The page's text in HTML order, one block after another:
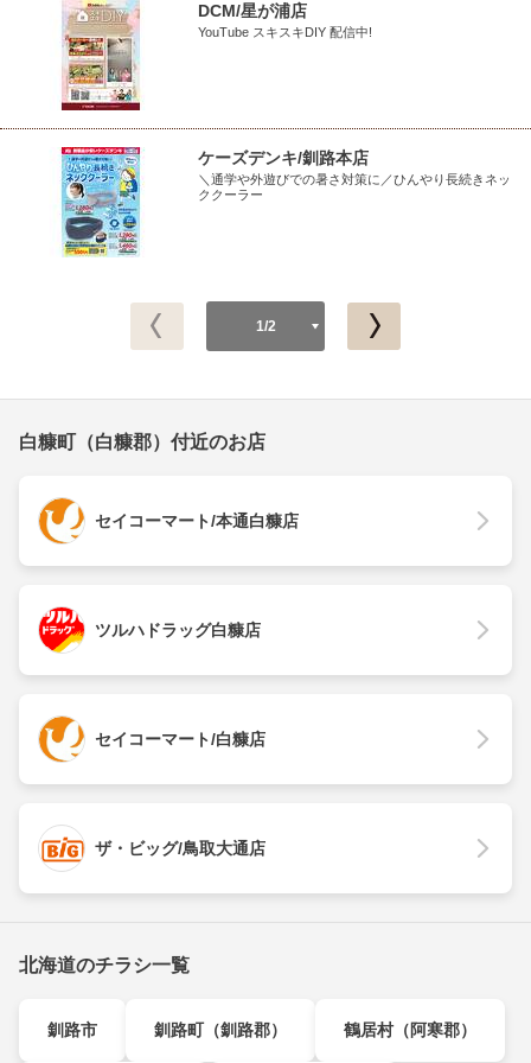
DCM/星が浦店
YouTube スキスキDIY 配信中!
ケーズデンキ/釧路本店
＼通学や外遊びでの暑さ対策に／ひんやり長続きネッ
ククーラー
1/2
白糠町（白糠郡）付近のお店
セイコーマート/本通白糠店
ツルハドラッグ白糠店
セイコーマート/白糠店
ザ・ビッグ/鳥取大通店
北海道のチラシ一覧
釧路市 釧路町（釧路郡） 鶴居村（阿寒郡）